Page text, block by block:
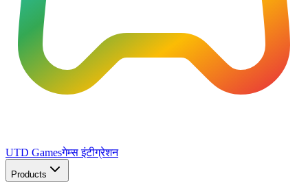
UTD Gamesगेम्स इंटीग्रेशन
Products